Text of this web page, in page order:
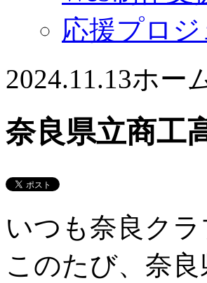
応援プロジ
2024.11.13ホー
奈良県立商工
いつも奈良ク
このたび、奈